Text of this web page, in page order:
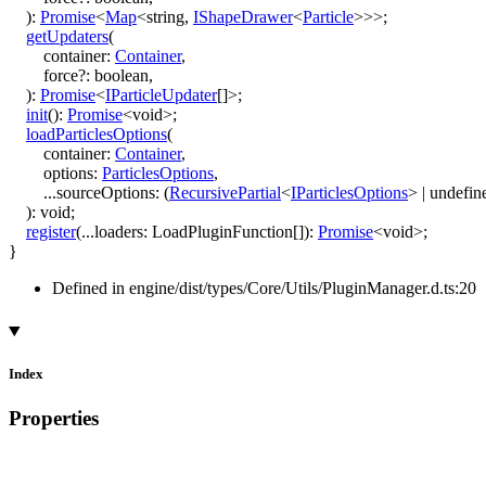
): Promise<Map<string, IShapeDrawer<Particle>>>;
getUpdaters(
container: Container,
force?: boolean,
): Promise<IParticleUpdater[]>;
init(): Promise<void>;
loadParticlesOptions(
container: Container,
options: ParticlesOptions,
...sourceOptions: (RecursivePartial<IParticlesOptions> |
): void;
register(...loaders: LoadPluginFunction[]): Promise<void>;
}
Defined in engine/dist/types/Core/Utils/PluginManager.d.ts:20
Index
Properties